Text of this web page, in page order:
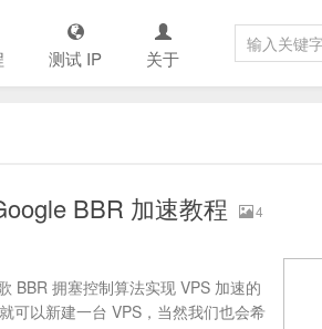
测试 IP 关于
BBR 加速教程
4
BBR 拥塞控制算法实现 VPS 加速的
可以新建一台 VPS，当然我们也会希